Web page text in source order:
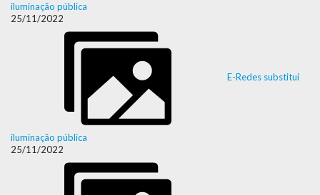
iluminação pública
25/11/2022
E-Redes substitui
iluminação pública
25/11/2022